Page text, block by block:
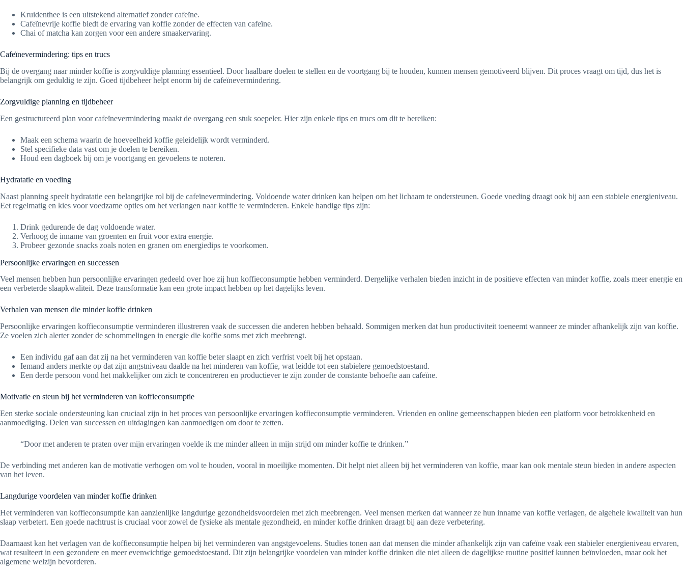
Kruidenthee is een uitstekend alternatief zonder cafeïne.
Cafeïnevrije koffie biedt de ervaring van koffie zonder de effecten van cafeïne.
Chai of matcha kan zorgen voor een andere smaakervaring.
Cafeïnevermindering: tips en trucs
Bij de overgang naar minder koffie is zorgvuldige planning essentieel. Door haalbare doelen te stellen en de voortgang bij te houden, kunnen mensen gemotiveerd blijven. Dit proces vraagt om tijd, dus het is
belangrijk om geduldig te zijn. Goed tijdbeheer helpt enorm bij de cafeïnevermindering.
Zorgvuldige planning en tijdbeheer
Een gestructureerd plan voor cafeïnevermindering maakt de overgang een stuk soepeler. Hier zijn enkele tips en trucs om dit te bereiken:
Maak een schema waarin de hoeveelheid koffie geleidelijk wordt verminderd.
Stel specifieke data vast om je doelen te bereiken.
Houd een dagboek bij om je voortgang en gevoelens te noteren.
Hydratatie en voeding
Naast planning speelt hydratatie een belangrijke rol bij de cafeïnevermindering. Voldoende water drinken kan helpen om het lichaam te ondersteunen. Goede voeding draagt ook bij aan een stabiele energieniveau.
Eet regelmatig en kies voor voedzame opties om het verlangen naar koffie te verminderen. Enkele handige tips zijn:
Drink gedurende de dag voldoende water.
Verhoog de inname van groenten en fruit voor extra energie.
Probeer gezonde snacks zoals noten en granen om energiedips te voorkomen.
Persoonlijke ervaringen en successen
Veel mensen hebben hun persoonlijke ervaringen gedeeld over hoe zij hun koffieconsumptie hebben verminderd. Dergelijke verhalen bieden inzicht in de positieve effecten van minder koffie, zoals meer energie en
een verbeterde slaapkwaliteit. Deze transformatie kan een grote impact hebben op het dagelijks leven.
Verhalen van mensen die minder koffie drinken
Persoonlijke ervaringen koffieconsumptie verminderen illustreren vaak de successen die anderen hebben behaald. Sommigen merken dat hun productiviteit toeneemt wanneer ze minder afhankelijk zijn van koffie.
Ze voelen zich alerter zonder de schommelingen in energie die koffie soms met zich meebrengt.
Een individu gaf aan dat zij na het verminderen van koffie beter slaapt en zich verfrist voelt bij het opstaan.
Iemand anders merkte op dat zijn angstniveau daalde na het minderen van koffie, wat leidde tot een stabielere gemoedstoestand.
Een derde persoon vond het makkelijker om zich te concentreren en productiever te zijn zonder de constante behoefte aan cafeïne.
Motivatie en steun bij het verminderen van koffieconsumptie
Een sterke sociale ondersteuning kan cruciaal zijn in het proces van persoonlijke ervaringen koffieconsumptie verminderen. Vrienden en online gemeenschappen bieden een platform voor betrokkenheid en
aanmoediging. Delen van successen en uitdagingen kan aanmoedigen om door te zetten.
“Door met anderen te praten over mijn ervaringen voelde ik me minder alleen in mijn strijd om minder koffie te drinken.”
De verbinding met anderen kan de motivatie verhogen om vol te houden, vooral in moeilijke momenten. Dit helpt niet alleen bij het verminderen van koffie, maar kan ook mentale steun bieden in andere aspecten
van het leven.
Langdurige voordelen van minder koffie drinken
Het verminderen van koffieconsumptie kan aanzienlijke langdurige gezondheidsvoordelen met zich meebrengen. Veel mensen merken dat wanneer ze hun inname van koffie verlagen, de algehele kwaliteit van hun
slaap verbetert. Een goede nachtrust is cruciaal voor zowel de fysieke als mentale gezondheid, en minder koffie drinken draagt bij aan deze verbetering.
Daarnaast kan het verlagen van de koffieconsumptie helpen bij het verminderen van angstgevoelens. Studies tonen aan dat mensen die minder afhankelijk zijn van cafeïne vaak een stabieler energieniveau ervaren,
wat resulteert in een gezondere en meer evenwichtige gemoedstoestand. Dit zijn belangrijke voordelen van minder koffie drinken die niet alleen de dagelijkse routine positief kunnen beïnvloeden, maar ook het
algemene welzijn bevorderen.